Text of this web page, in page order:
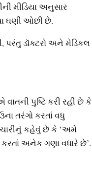
મીડિયા અનુસાર
ઘણી ઓછી છે.
ડૉક્ટરો અને મેડિકલ
પુષ્ટિ કરી રહી છે કે
તરંગો કરતાં વધુ
કહેવું છે કે ‘અમે
અનેક ગણા વધારે છે’.